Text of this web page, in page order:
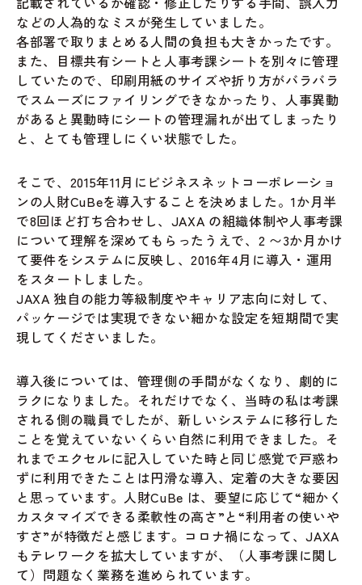
などの人為的なミスが発生していました。
各部署で取りまとめる人間の負担も大きかったです。
また、目標共有シートと人事考課シートを別々に管理
していたので、印刷用紙のサイズや折り方がバラバラ
でスムーズにファイリングできなかったり、人事異動
があると異動時にシートの管理漏れが出てしまったり
と、とても管理しにくい状態でした。
そこで、2015年11月にビジネスネットコーポレーショ
ンの人財CuBeを導入することを決めました。1か月半
で8回ほど打ち合わせし、JAXA の組織体制や人事考課
について理解を深めてもらったうえで、2 〜3か月かけ
て要件をシステムに反映し、2016年4月に導入・運用
をスタートしました。
JAXA 独自の能力等級制度やキャリア志向に対して、
パッケージでは実現できない細かな設定を短期間で実
現してくださいました。
導入後については、管理側の手間がなくなり、劇的に
ラクになりました。それだけでなく、当時の私は考課
される側の職員でしたが、新しいシステムに移行した
ことを覚えていないくらい自然に利用できました。そ
れまでエクセルに記入していた時と同じ感覚で戸惑わ
ずに利用できたことは円滑な導入、定着の大きな要因
と思っています。人財CuBe は、要望に応じて“細かく
カスタマイズできる柔軟性の高さ”と“利用者の使いや
すさ”が特徴だと感じます。コロナ禍になって、JAXA
もテレワークを拡大していますが、（人事考課に関し
て）問題なく業務を進められています。